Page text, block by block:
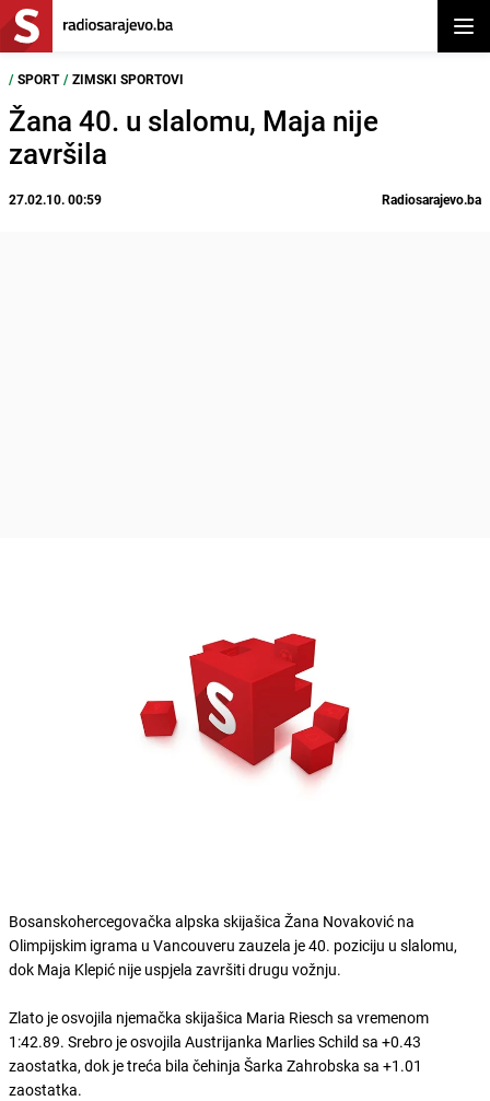
/ SPORT / ZIMSKI SPORTOVI
Žana 40. u slalomu, Maja nije
završila
27.02.10. 00:59 Radiosarajevo.ba
Bosanskohercegovačka alpska skijašica Žana Novaković na
Olimpijskim igrama u Vancouveru zauzela je 40. poziciju u slalomu,
dok Maja Klepić nije uspjela završiti drugu vožnju.
Zlato je osvojila njemačka skijašica Maria Riesch sa vremenom
1:42.89. Srebro je osvojila Austrijanka Marlies Schild sa +0.43
zaostatka, dok je treća bila čehinja Šarka Zahrobska sa +1.01
zaostatka.